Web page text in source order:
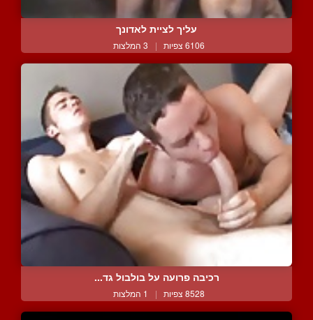
עליך לציית לאדונך
6106 צפיות | 3 המלצות
רכיבה פרועה על בולבול גד...
8528 צפיות | 1 המלצות